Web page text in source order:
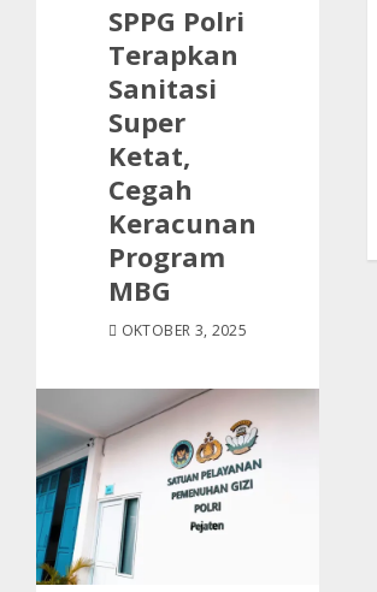
SPPG Polri
Terapkan
Sanitasi
Super
Ketat,
Cegah
Keracunan
Program
MBG
OKTOBER 3, 2025